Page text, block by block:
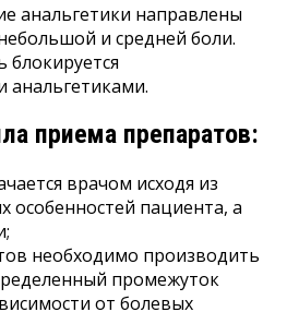
анальгетики направлены
и средней боли.
блокируется
анальгетиками.
приема препаратов:
врачом исходя из
особенностей пациента, а
необходимо производить
промежуток
от болевых